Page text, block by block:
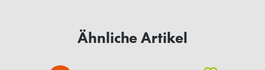
Ähnliche Artikel